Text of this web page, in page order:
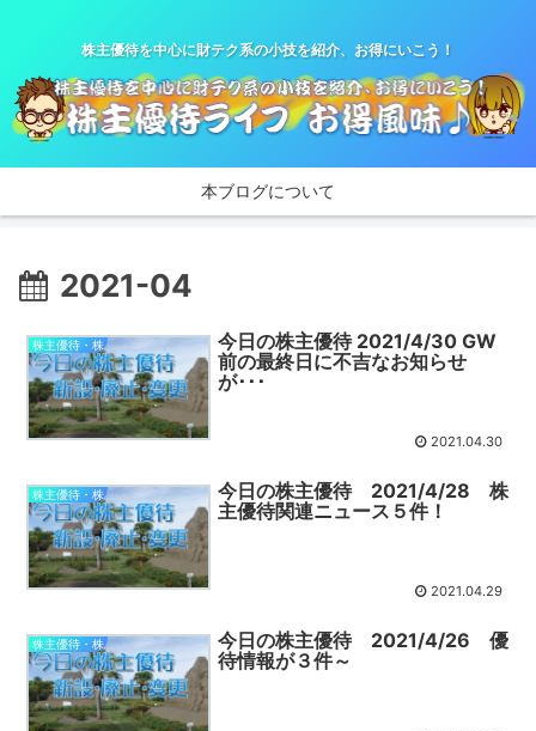
株主優待を中心に財テク系の小技を紹介、お得にいこう！
本ブログについて
2021-04
株主優待・株
今日の株主優待 2021/4/30 GW
前の最終日に不吉なお知らせ
が･･･
2021.04.30
株主優待・株
今日の株主優待 2021/4/28 株
主優待関連ニュース５件！
2021.04.29
株主優待・株
今日の株主優待 2021/4/26 優
待情報が３件～